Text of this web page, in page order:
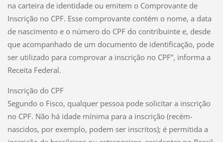
na carteira de identidade ou emitem o Comprovante de
Inscrição no CPF. Esse comprovante contém o nome, a data
de nascimento e o número do CPF do contribuinte e, desde
que acompanhado de um documento de identificação, pode
ser utilizado para comprovar a inscrição no CPF”, informa a
Receita Federal.
Inscrição do CPF
Segundo o Fisco, qualquer pessoa pode solicitar a inscrição
no CPF. Não há idade mínima para a inscrição (recém-
nascidos, por exemplo, podem ser inscritos); é permitida a